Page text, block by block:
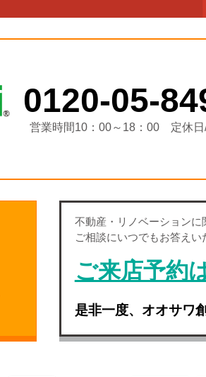
0120-05-
営業時間10：00～18：00 定休
不動産・ リノベーションに
ご相談にいつでもお答えい
ご来店予約
是非一度、オオサワ